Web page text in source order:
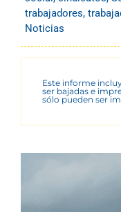
trabajadores,
Noticias
Este informe
ser bajadas e
sólo pueden ser